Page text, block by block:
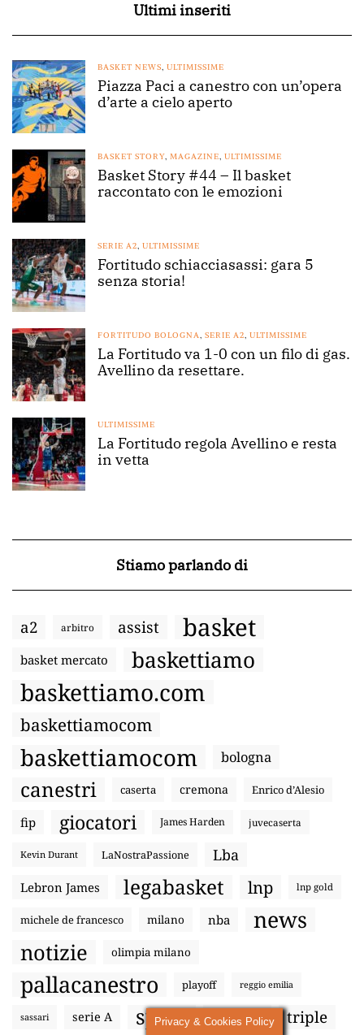
Ultimi inseriti
BASKET NEWS, ULTIMISSIME
Piazza Paci a canestro con un’opera
d’arte a cielo aperto
BASKET STORY, MAGAZINE, ULTIMISSIME
Basket Story #44 – Il basket
raccontato con le emozioni
SERIE A2, ULTIMISSIME
Fortitudo schiacciasassi: gara 5
senza storia!
FORTITUDO BOLOGNA, SERIE A2, ULTIMISSIME
La Fortitudo va 1-0 con un filo di gas.
Avellino da resettare.
ULTIMISSIME
La Fortitudo regola Avellino e resta
in vetta
Stiamo parlando di
a2 arbitro assist basket
basket mercato baskettiamo
baskettiamo.com
baskettiamocom
baskettiamocom bologna
canestri caserta cremona Enrico d’Alesio
fip giocatori James Harden juvecaserta
Kevin Durant LaNostraPassione Lba
Lebron James legabasket lnp lnp gold
michele de francesco milano nba news
notizie olimpia milano
pallacanestro playoff reggio emilia
sassari serie A sport Steph Curry triple
Privacy & Cookies Policy